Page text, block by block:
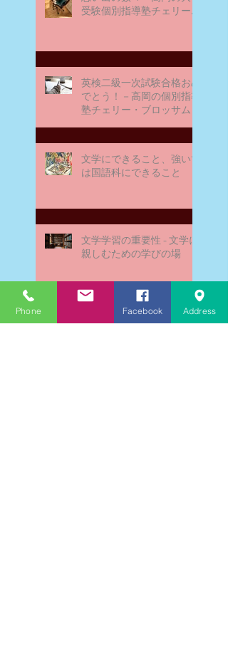
受験個別指導塾チェリー・
英検二級一次試験合格おめ
でとう！－高岡の個別指導
塾チェリー・ブロッサム
文学にできること、強いて
は国語科にできること
文学学習の重要性 - 文学に
親しむための学びの場
なんとまあ春期講習の間
に、ブログが書けなかった
Phone Facebook Address